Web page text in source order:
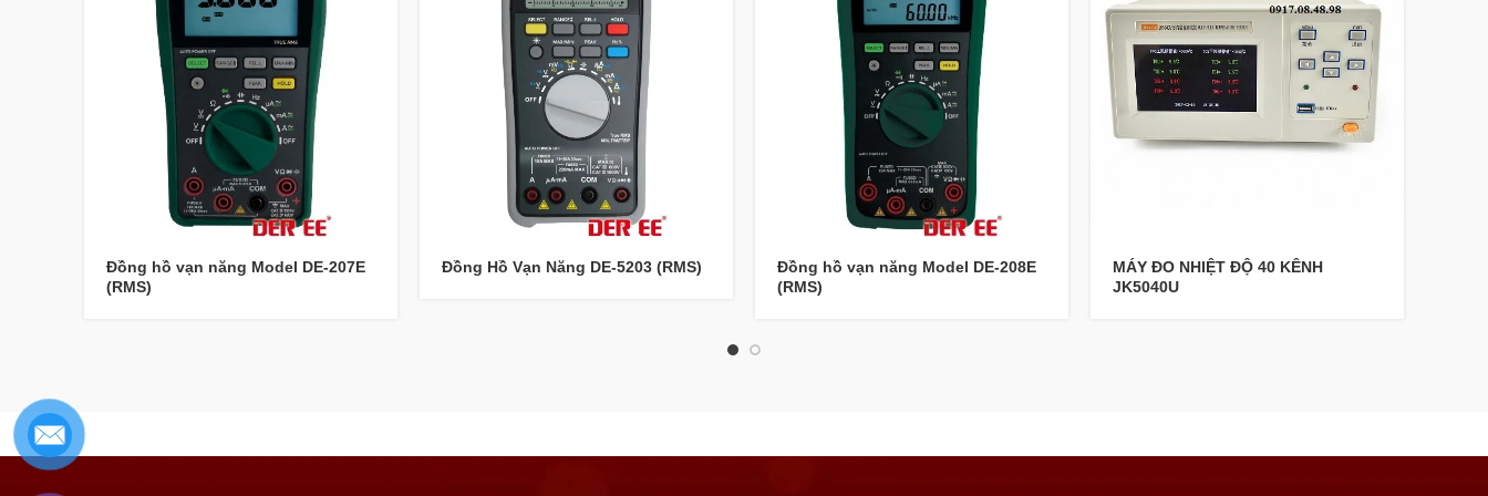
Đồng hồ vạn năng Model DE-207E
(RMS)
Đồng Hồ Vạn Năng DE-5203 (RMS)
Đồng hồ vạn năng Model DE-208E
(RMS)
MÁY ĐO NHIỆT ĐỘ 40 KÊNH
JK5040U